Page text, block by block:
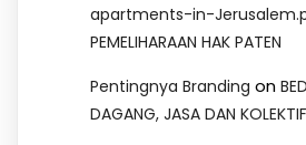
apartments-in-
PEMELIHARAAN HAK PATEN
Pentingnya Branding on
DAGANG, JASA DAN KOLEKTIF